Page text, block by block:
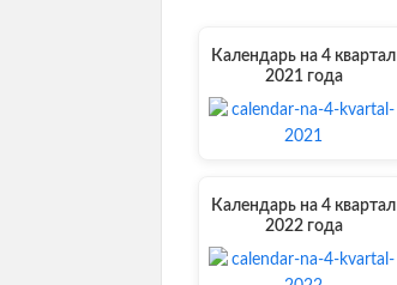
Календарь на 4 квартал
2021 года
Календарь на 4 квартал
2022 года